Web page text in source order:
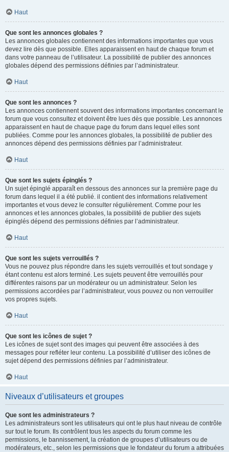
Haut
Que sont les annonces globales ?
Les annonces globales contiennent des informations importantes que vous
devez lire dès que possible. Elles apparaissent en haut de chaque forum et
dans votre panneau de l’utilisateur. La possibilité de publier des annonces
globales dépend des permissions définies par l’administrateur.
Haut
Que sont les annonces ?
Les annonces contiennent souvent des informations importantes concernant le
forum que vous consultez et doivent être lues dès que possible. Les annonces
apparaissent en haut de chaque page du forum dans lequel elles sont
publiées. Comme pour les annonces globales, la possibilité de publier des
annonces dépend des permissions définies par l’administrateur.
Haut
Que sont les sujets épinglés ?
Un sujet épinglé apparaît en dessous des annonces sur la première page du
forum dans lequel il a été publié. il contient des informations relativement
importantes et vous devez le consulter régulièrement. Comme pour les
annonces et les annonces globales, la possibilité de publier des sujets
épinglés dépend des permissions définies par l’administrateur.
Haut
Que sont les sujets verrouillés ?
Vous ne pouvez plus répondre dans les sujets verrouillés et tout sondage y
étant contenu est alors terminé. Les sujets peuvent être verrouillés pour
différentes raisons par un modérateur ou un administrateur. Selon les
permissions accordées par l’administrateur, vous pouvez ou non verrouiller
vos propres sujets.
Haut
Que sont les icônes de sujet ?
Les icônes de sujet sont des images qui peuvent être associées à des
messages pour refléter leur contenu. La possibilité d’utiliser des icônes de
sujet dépend des permissions définies par l’administrateur.
Haut
Niveaux d’utilisateurs et groupes
Que sont les administrateurs ?
Les administrateurs sont les utilisateurs qui ont le plus haut niveau de contrôle
sur tout le forum. Ils contrôlent tous les aspects du forum comme les
permissions, le bannissement, la création de groupes d’utilisateurs ou de
modérateurs, etc., selon les permissions que le fondateur du forum a attribuées